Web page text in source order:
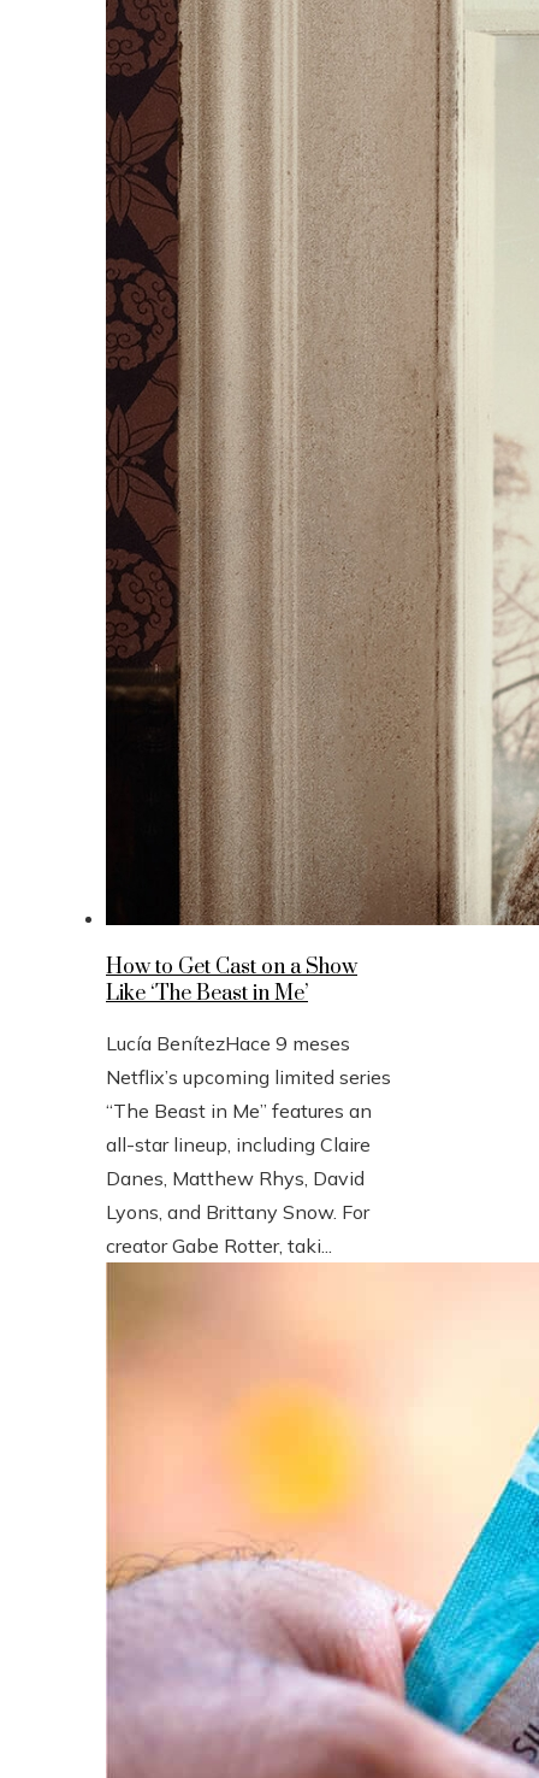
How to Get Cast on a Show
Like ‘The Beast in Me’
Lucía BenítezHace 9 meses
Netflix’s upcoming limited series
“The Beast in Me” features an
all-star lineup, including Claire
Danes, Matthew Rhys, David
Lyons, and Brittany Snow. For
creator Gabe Rotter, taki...